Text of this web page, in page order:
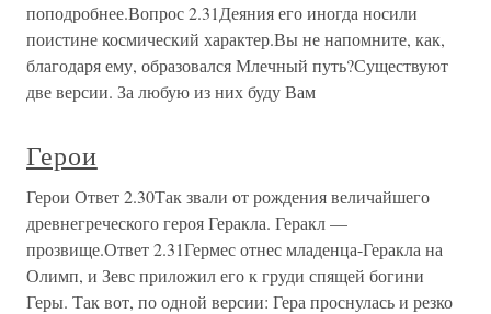
поподробнее.Вопрос 2.31Деяния его иногда носили
поистине космический характер.Вы не напомните, как,
благодаря ему, образовался Млечный путь?Существуют
две версии. За любую из них буду Вам
Герои
Герои Ответ 2.30Так звали от рождения величайшего
древнегреческого героя Геракла. Геракл —
прозвище.Ответ 2.31Гермес отнес младенца-Геракла на
Олимп, и Зевс приложил его к груди спящей богини
Геры. Так вот, по одной версии: Гера проснулась и резко